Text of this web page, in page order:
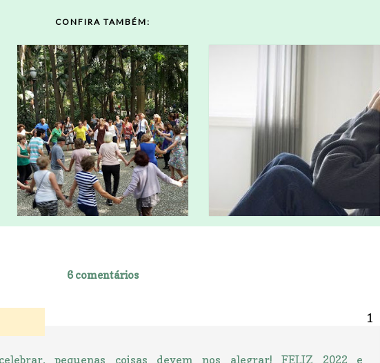
CONFIRA TAMBÉM:
6 comentários
pequenas coisas devem nos alegrar! FELIZ 2022 e